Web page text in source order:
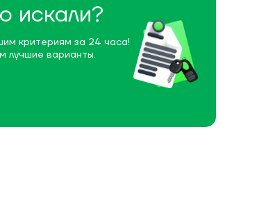
искали?
критериям за 24 часа!
лучшие варианты.